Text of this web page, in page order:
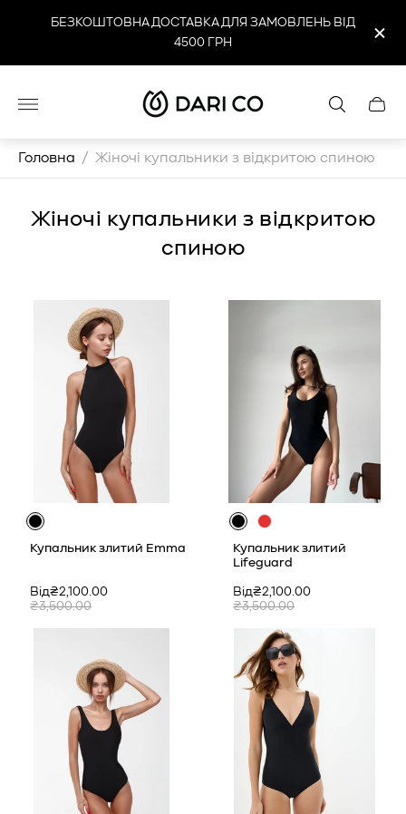
БЕЗКОШТОВНА ДОСТАВКА ДЛЯ ЗАМОВЛЕНЬ ВІД
4500 ГРН
Логотип
магазину"
Cart
Головна / Жіночі купальники з відкритою спиною
Жіночі купальники з відкритою
спиною
Купальник злитий Emma
Ціна
продажу
Від₴2,100.00
₴3,500.00
Купальник злитий
Lifeguard
Ціна
продажу
Від₴2,100.00
₴3,500.00